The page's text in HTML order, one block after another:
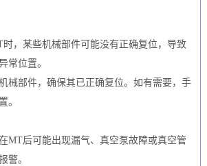
，某些机械部件可能没有正确复位，导致
常位置。
械部件，确保其已正确复位。如有需要，手
。
MT后可能出现漏气、真空泵故障或真空管
警。